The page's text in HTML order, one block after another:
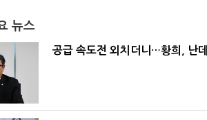
뉴스
공급 속도전 외치더니…황희, 난